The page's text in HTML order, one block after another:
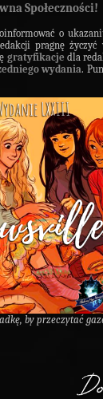
Społeczności!
o
pragnę
gratyfikacje dla
wydania.
by przeczytać